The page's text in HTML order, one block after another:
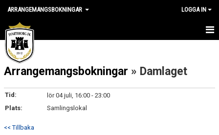
ARRANGEMANGSBOKNINGAR LOGGA IN
HEM
NYHETER
KALENDER
GÄSTBOK
Arrangemangsbokningar » Damlaget
Tid:
lör 04 juli, 16:00 - 23:00
Plats:
Samlingslokal
<< Tillbaka